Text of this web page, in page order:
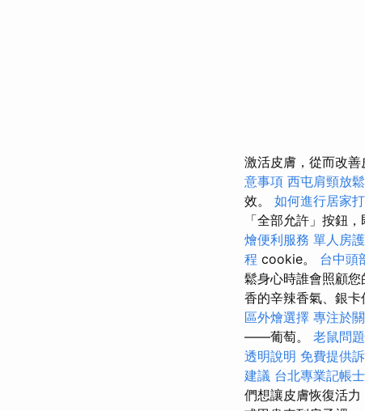
激活皮膚，從而改
意事項 西屯肩頸放鬆
效。 如何進行居家
「全部允許」按鈕
燴便利服務 單人房
程 cookie。 台中頭
鬆身心時誰會照顧
香的辛辣香氣、銀
區外燴選擇 專注於
——葡萄。 老鼠問
透明說明 免費提供
建議 台北專業記帳士
們想讓皮膚恢復活